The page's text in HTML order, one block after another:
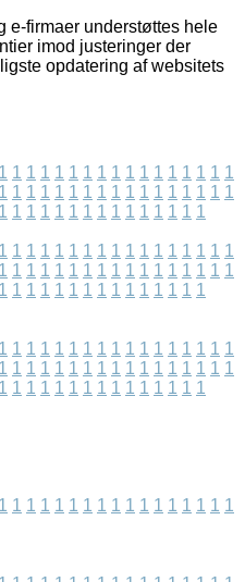
e-firmaer understøttes hele
imod justeringer der
opdatering af websitets
1 1 1 1 1 1 1 1 1 1 1 1 1 1 1 1 1
1 1 1 1 1 1 1 1 1 1 1 1 1 1 1 1 1
1 1 1 1 1 1 1 1 1 1 1 1 1 1 1
1 1 1 1 1 1 1 1 1 1 1 1 1 1 1 1 1
1 1 1 1 1 1 1 1 1 1 1 1 1 1 1 1 1
1 1 1 1 1 1 1 1 1 1 1 1 1 1 1
1 1 1 1 1 1 1 1 1 1 1 1 1 1 1 1 1
1 1 1 1 1 1 1 1 1 1 1 1 1 1 1 1 1
1 1 1 1 1 1 1 1 1 1 1 1 1 1 1
1 1 1 1 1 1 1 1 1 1 1 1 1 1 1 1 1